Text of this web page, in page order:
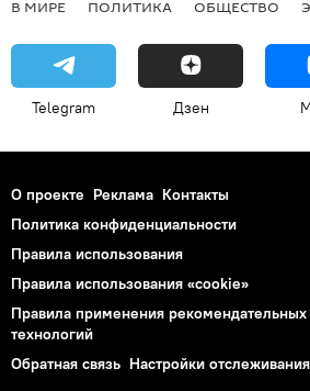
В МИРЕ ПОЛИТИКА ОБЩЕСТВО
Telegram Дзен
О проекте Реклама Контакты
Политика конфиденциальности
Правила использования
Правила использования «cookie»
Правила применения рекомендательных
технологий
Обратная связь Настройки отслеживания